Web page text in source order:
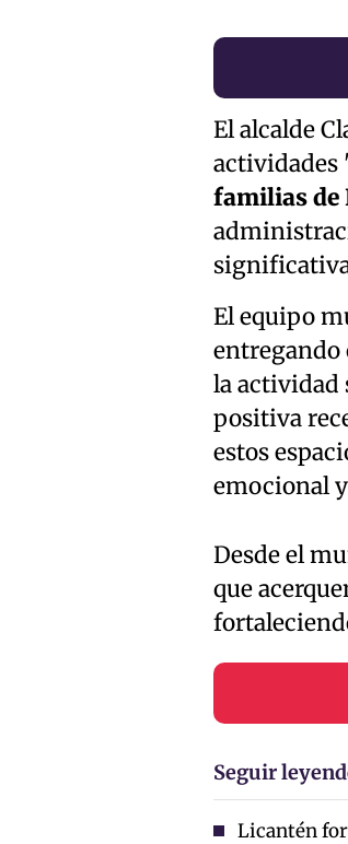
El alcalde
actividades
familias de
El equipo
entregando
la actividad
positiva
estos
emocional
Desde el
que
Seguir
Licantén